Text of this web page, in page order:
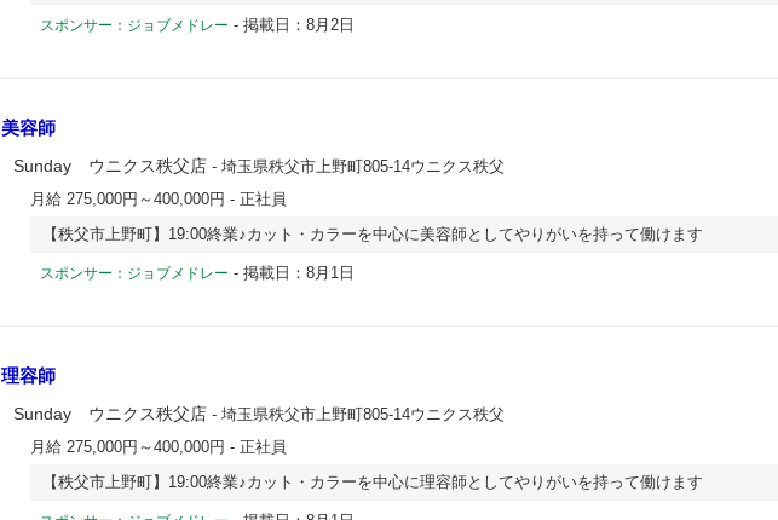
スポンサー：ジョブメドレー - 掲載日：8月2日
美容師
Sunday ウニクス秩父店 - 埼玉県秩父市上野町805-14ウニクス秩父
月給 275,000円～400,000円 - 正社員
【秩父市上野町】19:00終業♪カット・カラーを中心に美容師としてやりがいを持って働けます
スポンサー：ジョブメドレー - 掲載日：8月1日
理容師
Sunday ウニクス秩父店 - 埼玉県秩父市上野町805-14ウニクス秩父
月給 275,000円～400,000円 - 正社員
【秩父市上野町】19:00終業♪カット・カラーを中心に理容師としてやりがいを持って働けます